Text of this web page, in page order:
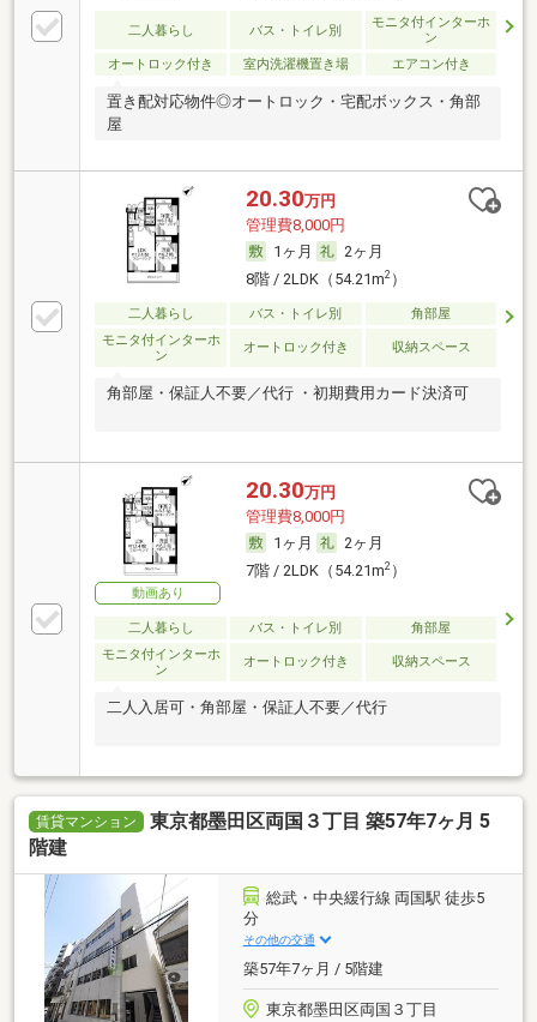
二人暮らし バス・トイレ別
モニタ付インターホ
ン
オートロック付き
室内洗濯機置き場 エアコン付き
置き配対応物件◎オートロック・宅配ボックス・角部
屋
20.30万円
管理費8,000円
1ヶ月
2ヶ月
8階 / 2LDK（54.21m2）
二人暮らし バス・トイレ別
角部屋
モニタ付インターホ
ン
オートロック付き 収納スペース
角部屋・保証人不要／代行 ・初期費用カード決済可
動画あり
20.30万円
管理費8,000円
1ヶ月
2ヶ月
7階 / 2LDK（54.21m2）
二人暮らし バス・トイレ別
角部屋
モニタ付インターホ
ン
オートロック付き 収納スペース
二人入居可・角部屋・保証人不要／代行
賃貸マンション
東京都墨田区両国３丁目 築57年7ヶ月 5
階建
総武・中央緩行線 両国駅 徒歩5
分
その他の交通
築57年7ヶ月 / 5階建
東京都墨田区両国３丁目